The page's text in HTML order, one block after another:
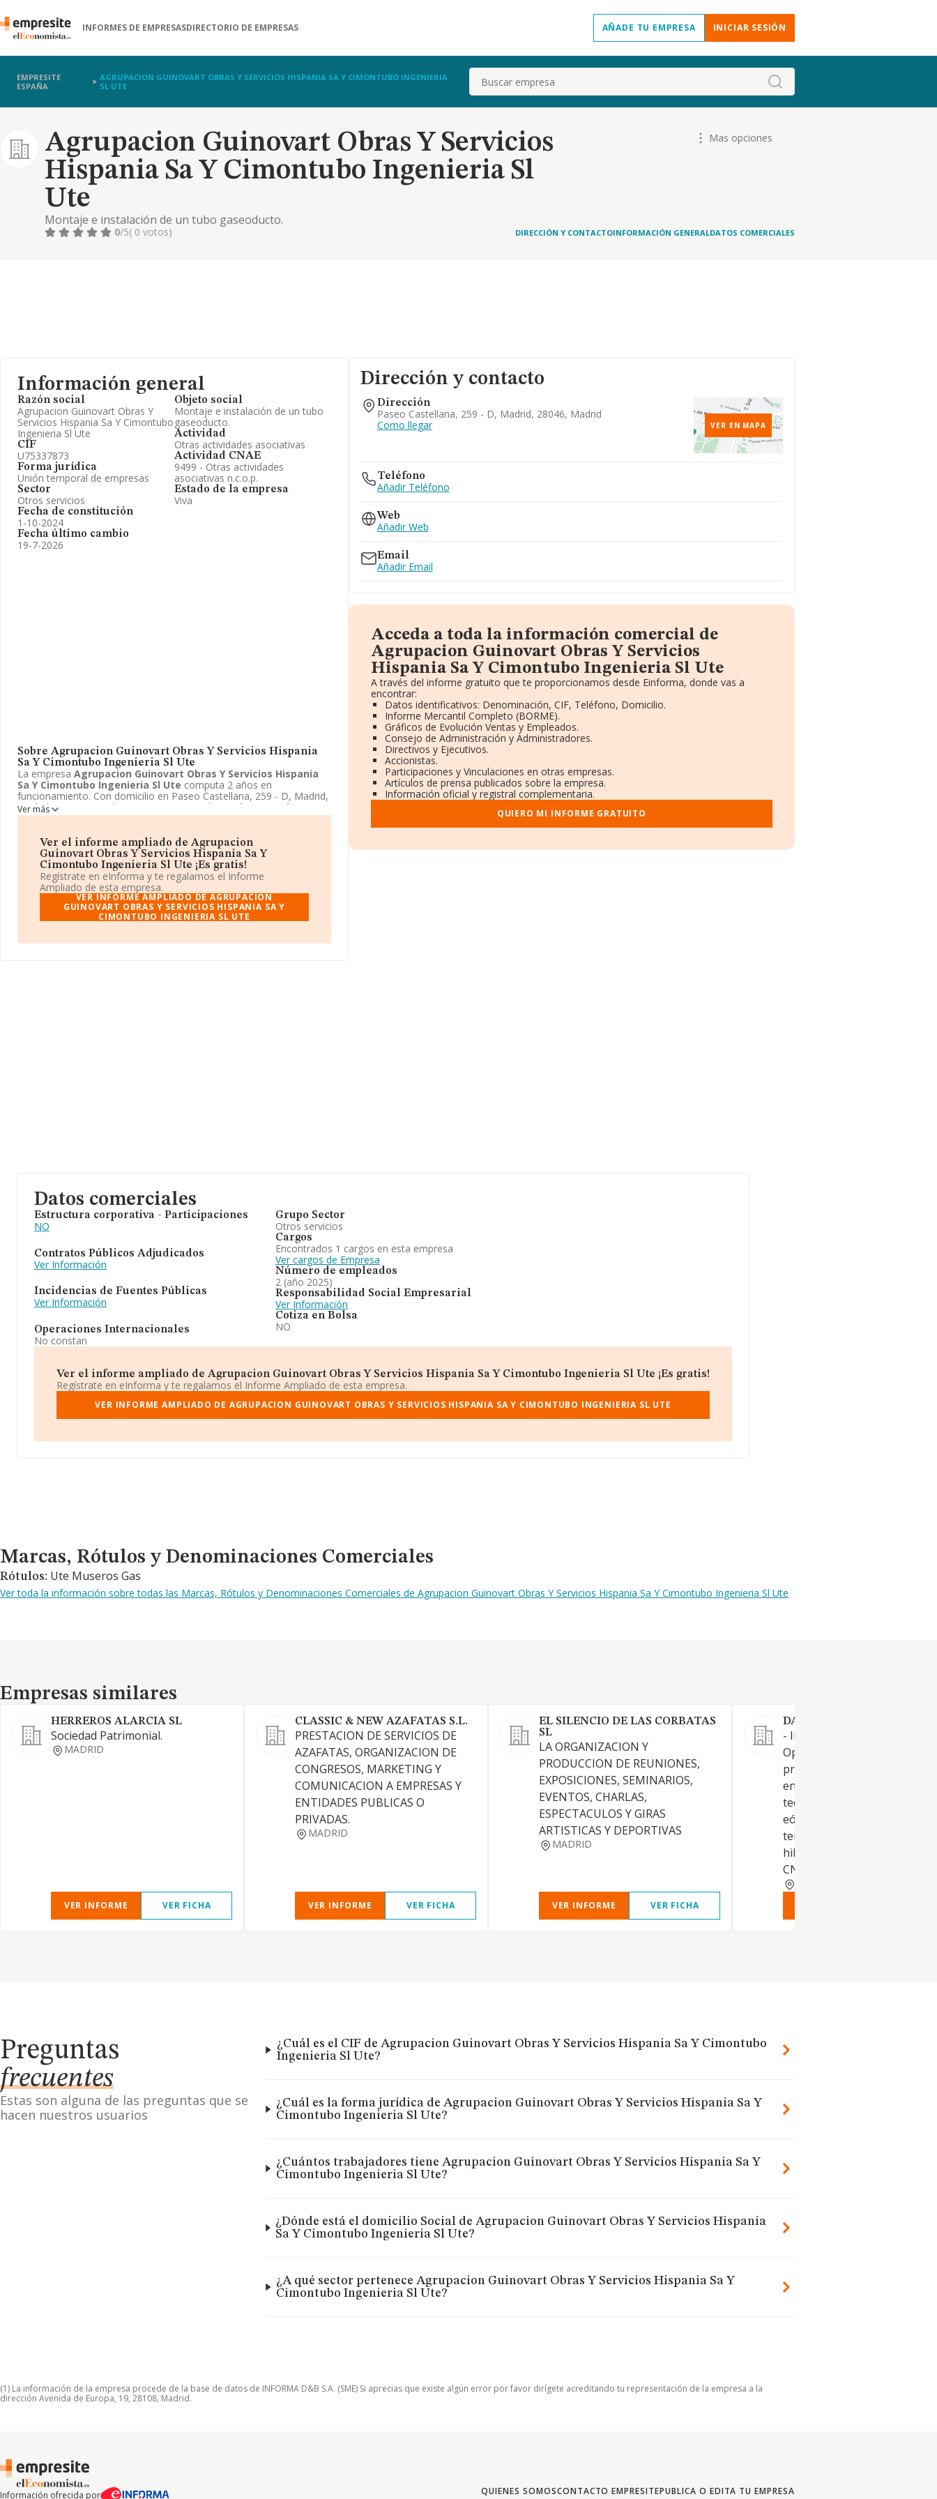
INFORMES DE EMPRESASDIRECTORIO DE EMPRESAS AÑADE TU EMPRESA INICIAR SESIÓN
EMPRESITE
ESPAÑA
AGRUPACION GUINOVART OBRAS Y SERVICIOS HISPANIA SA Y CIMONTUBO INGENIERIA
SL UTE
Buscar
Agrupacion Guinovart Obras Y Servicios
Hispania Sa Y Cimontubo Ingenieria Sl
Ute
Montaje e instalación de un tubo gaseoducto.
Mas opciones
0/5( 0 votos) DIRECCIÓN Y CONTACTOINFORMACIÓN GENERALDATOS COMERCIALES
Información general
Razón social
Agrupacion Guinovart Obras Y
Servicios Hispania Sa Y Cimontubo
Ingenieria Sl Ute
CIF
U75337873
Forma jurídica
Unión temporal de empresas
Sector
Otros servicios
Fecha de constitución
1-10-2024
Fecha último cambio
19-7-2026
Objeto social
Montaje e instalación de un tubo
gaseoducto.
Actividad
Otras actividades asociativas
Actividad CNAE
9499 - Otras actividades
asociativas n.c.o.p.
Estado de la empresa
Viva
Sobre Agrupacion Guinovart Obras Y Servicios Hispania
Sa Y Cimontubo Ingenieria Sl Ute
La empresa Agrupacion Guinovart Obras Y Servicios Hispania
Sa Y Cimontubo Ingenieria Sl Ute computa 2 años en
funcionamiento. Con domicilio en Paseo Castellana, 259 - D, Madrid,
Madrid se encuentra la empresa
Agrupacion Guinovart Obras Y
Servicios Hispania Sa Y Cimontubo Ingenieria Sl Ute. El CNAE
Agrupacion Guinovart Obras Y Servicios Hispania Sa Y
Cimontubo Ingenieria Sl Uteestá definida como Unión temporal
de empresas.
Ver más
Ver el informe ampliado de Agrupacion
Guinovart Obras Y Servicios Hispania Sa Y
Cimontubo Ingenieria Sl Ute ¡Es gratis!
Regístrate en eInforma y te regalamos el Informe
Ampliado de esta empresa.
VER INFORME AMPLIADO DE AGRUPACION
GUINOVART OBRAS Y SERVICIOS HISPANIA SA Y
CIMONTUBO INGENIERIA SL UTE
Dirección y contacto
Dirección
Paseo Castellana, 259 - D, Madrid, 28046, Madrid
Como llegar
VER EN MAPA
Teléfono
Añadir Teléfono
Web
Añadir Web
Email
Añadir Email
Acceda a toda la información comercial de
Agrupacion Guinovart Obras Y Servicios
Hispania Sa Y Cimontubo Ingenieria Sl Ute
A través del informe gratuito que te proporcionamos desde Einforma, donde vas a
encontrar:
Datos identificativos: Denominación, CIF, Teléfono, Domicilio.
Informe Mercantil Completo (BORME).
Gráficos de Evolución Ventas y Empleados.
Consejo de Administración y Administradores.
Directivos y Ejecutivos.
Accionistas.
Participaciones y Vinculaciones en otras empresas.
Artículos de prensa publicados sobre la empresa.
Información oficial y registral complementaria.
QUIERO MI INFORME GRATUITO
Datos comerciales
Estructura corporativa - Participaciones
NO
Contratos Públicos Adjudicados
Ver Información
Incidencias de Fuentes Públicas
Ver Información
Operaciones Internacionales
No constan
Grupo Sector
Otros servicios
Cargos
Encontrados 1 cargos en esta empresa
Ver cargos de Empresa
Número de empleados
2 (año 2025)
Responsabilidad Social Empresarial
Ver Información
Cotiza en Bolsa
NO
Ver el informe ampliado de Agrupacion Guinovart Obras Y Servicios Hispania Sa Y Cimontubo Ingenieria Sl Ute ¡Es gratis!
Regístrate en eInforma y te regalamos el Informe Ampliado de esta empresa.
VER INFORME AMPLIADO DE AGRUPACION GUINOVART OBRAS Y SERVICIOS HISPANIA SA Y CIMONTUBO INGENIERIA SL UTE
Marcas, Rótulos y Denominaciones Comerciales
Marcas, Rótulos y Denominaciones Comerciales
Rótulos: Ute Museros Gas
Ver toda la información sobre todas las Marcas, Rótulos y Denominaciones Comerciales de Agrupacion Guinovart Obras Y Servicios Hispania Sa Y Cimontubo Ingenieria Sl Ute
Empresas similares
Empresas similares
HERREROS ALARCIA SL
Sociedad Patrimonial.
MADRID
VER INFORME VER FICHA
CLASSIC & NEW AZAFATAS S.L.
PRESTACION DE SERVICIOS DE
AZAFATAS, ORGANIZACION DE
CONGRESOS, MARKETING Y
COMUNICACION A EMPRESAS Y
ENTIDADES PUBLICAS O
PRIVADAS.
MADRID
VER INFORME VER FICHA
EL SILENCIO DE LAS CORBATAS
SL
LA ORGANIZACION Y
PRODUCCION DE REUNIONES,
EXPOSICIONES, SEMINARIOS,
EVENTOS, CHARLAS,
ESPECTACULOS Y GIRAS
ARTISTICAS Y DEPORTIVAS
MADRID
VER INFORME VER FICHA
DARGON RE-ENERGY SL.
- Ingeniería, Construcción,
Operación, y explotación de
proyectos de energía
entre otras las siguientes
tecnologías, solar
eólica on-shore, eólica off-
termosolar, hidrogeno,
hibridación entre
CNAE 7112
Preguntas
frecuentes
Estas son alguna de las preguntas que se
hacen nuestros usuarios
¿Cuál es el CIF de Agrupacion Guinovart Obras Y Servicios Hispania Sa Y Cimontubo
Ingenieria Sl Ute?
¿Cuál es la forma jurídica de Agrupacion Guinovart Obras Y Servicios Hispania Sa Y
Cimontubo Ingenieria Sl Ute?
¿Cuántos trabajadores tiene Agrupacion Guinovart Obras Y Servicios Hispania Sa Y
Cimontubo Ingenieria Sl Ute?
¿Dónde está el domicilio Social de Agrupacion Guinovart Obras Y Servicios Hispania
Sa Y Cimontubo Ingenieria Sl Ute?
¿A qué sector pertenece Agrupacion Guinovart Obras Y Servicios Hispania Sa Y
Cimontubo Ingenieria Sl Ute?
(1) La información de la empresa procede de la base de datos de INFORMA D&B S.A. (SME) Si aprecias que existe algún error por favor dirígete acreditando tu representación de la empresa a la
dirección Avenida de Europa, 19, 28108, Madrid.
Información ofrecida por QUIENES SOMOSCONTACTO EMPRESITEPUBLICA O EDITA TU EMPRESA